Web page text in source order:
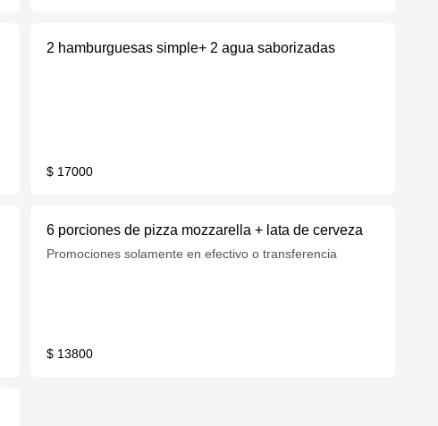
2 hamburguesas simple+ 2 agua saborizadas
$ 17000
6 porciones de pizza mozzarella + lata de cerveza
Promociones solamente en efectivo o transferencia
$ 13800